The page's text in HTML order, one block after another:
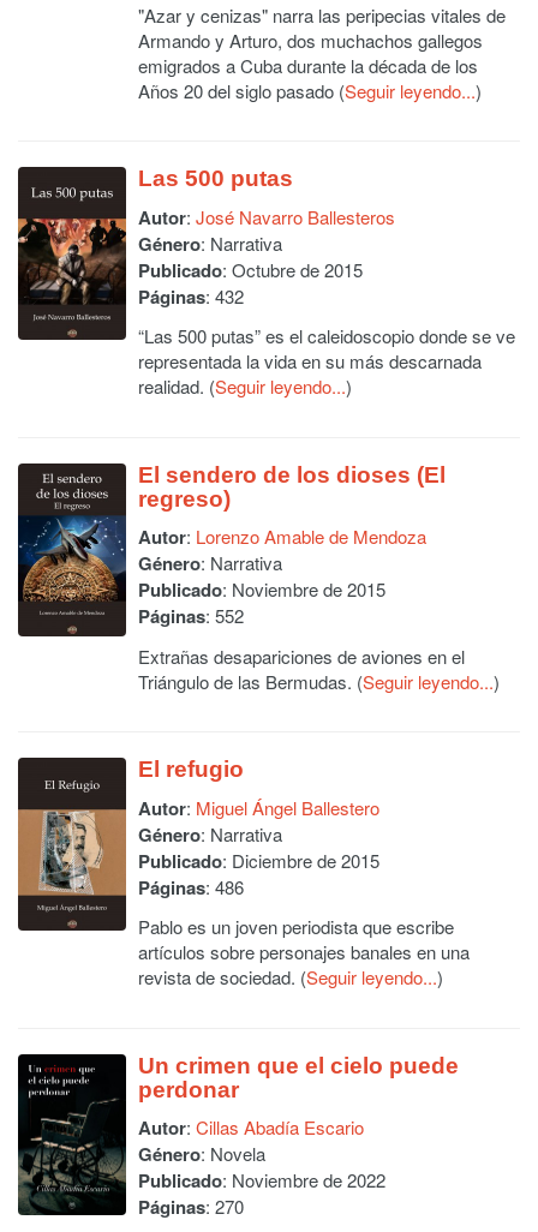
"Azar y cenizas" narra las peripecias vitales de
Armando y Arturo, dos muchachos gallegos
emigrados a Cuba durante la década de los
Años 20 del siglo pasado (Seguir leyendo...)
Las 500 putas
Autor: José Navarro Ballesteros
Género: Narrativa
Publicado: Octubre de 2015
Páginas: 432
“Las 500 putas” es el caleidoscopio donde se ve
representada la vida en su más descarnada
realidad. (Seguir leyendo...)
El sendero de los dioses (El
regreso)
Autor: Lorenzo Amable de Mendoza
Género: Narrativa
Publicado: Noviembre de 2015
Páginas: 552
Extrañas desapariciones de aviones en el
Triángulo de las Bermudas. (Seguir leyendo...)
El refugio
Autor: Miguel Ángel Ballestero
Género: Narrativa
Publicado: Diciembre de 2015
Páginas: 486
Pablo es un joven periodista que escribe
artículos sobre personajes banales en una
revista de sociedad. (Seguir leyendo...)
Un crimen que el cielo puede
perdonar
Autor: Cillas Abadía Escario
Género: Novela
Publicado: Noviembre de 2022
Páginas: 270